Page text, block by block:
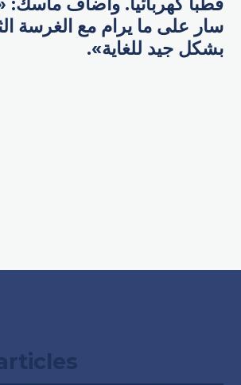
سار على ما يرام مع الغرسة
بشكل جيد للغاية».